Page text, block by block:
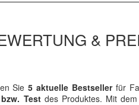
&
Sie 5 aktuelle Bestsellerfür
Testdes Produktes. Mit dem